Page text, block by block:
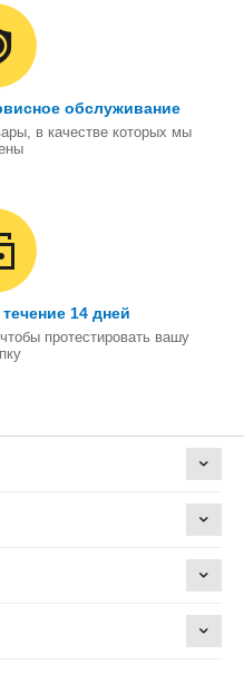
обслуживание
в качестве которых мы
14 дней
протестировать вашу